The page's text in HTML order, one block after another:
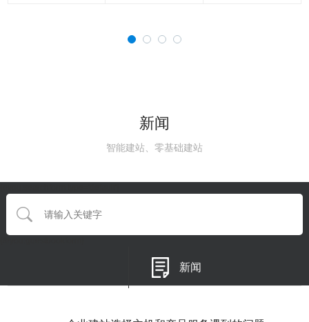
新闻
智能建站、零基础建站
新闻